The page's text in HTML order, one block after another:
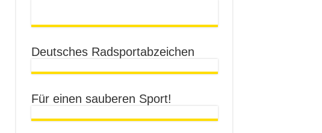
Deutsches Radsportabzeichen
Für einen sauberen Sport!